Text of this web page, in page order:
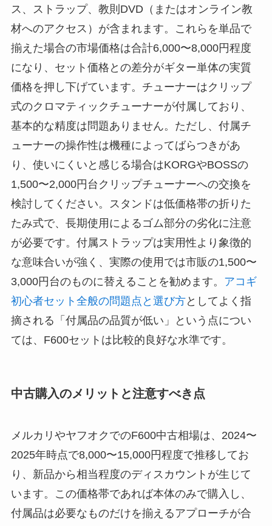
ス、ストラップ、教則DVD（またはオンライン教
材へのアクセス）が含まれます。これらを単品で
揃えた場合の市場価格は合計6,000〜8,000円程度
になり、セット価格との差分がギター単体の実質
価格を押し下げています。チューナーはクリップ
式のクロマティックチューナーが付属しており、
基本的な精度は問題ありません。ただし、付属チ
ューナーの操作性は機種によってばらつきがあ
り、使いにくいと感じる場合はKORGやBOSSの
1,500〜2,000円台クリップチューナーへの交換を
検討してください。スタンドは低価格帯の折りた
たみ式で、長期使用によるゴム部分の劣化に注意
が必要です。付属ストラップは実用性より象徴的
な意味合いが強く、実際の使用では市販の1,500〜
3,000円台のものに替えることを勧めます。 アコギ
初心者セット全般の問題点と選び方としてよく指
摘される「付属品の品質が低い」という点につい
ては、F600セットは比較的良好な水準です。
中古購入のメリットと注意すべき点
メルカリやヤフオクでのF600中古相場は、2024〜
2025年時点で8,000〜15,000円程度で推移してお
り、新品から相当程度のディスカウントが生じて
います。この価格帯であれば本体のみで購入し、
付属品は必要なものだけを揃えるアプローチが合